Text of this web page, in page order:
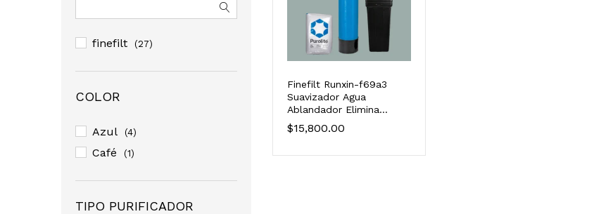
Finefilt Runxin-f69a3
Suavizador Agua
Ablandador Elimina
Dureza Sarro Automático
$15,800.00
$15,800.00
finefilt (27)
COLOR
Azul (4)
Café (1)
TIPO PURIFICADOR